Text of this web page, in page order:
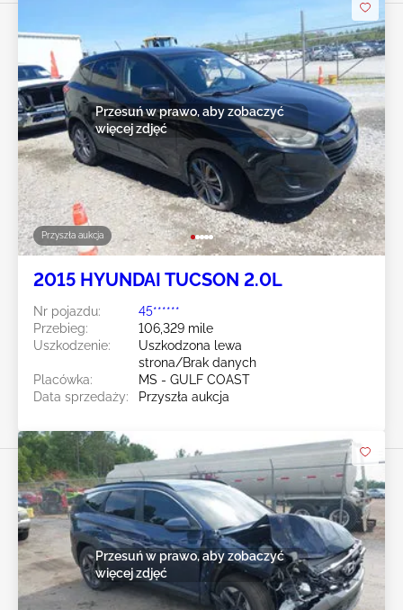
Przyszła aukcja
Przesuń w prawo, aby zobaczyć
więcej zdjęć
2015 HYUNDAI TUCSON 2.0L
Nr pojazdu:
45******
Przebieg:
106,329 mile
Uszkodzenie:
Uszkodzona lewa
strona/Brak danych
Placówka:
MS - GULF COAST
Data sprzedaży:
Przyszła aukcja
Przesuń w prawo, aby zobaczyć
więcej zdjęć